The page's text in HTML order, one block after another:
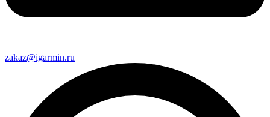
zakaz@igarmin.ru